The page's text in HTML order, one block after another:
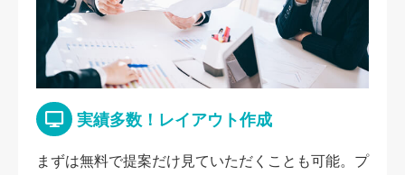
実績多数！レイアウト作成
まずは無料で提案だけ見ていただくことも可能。プ